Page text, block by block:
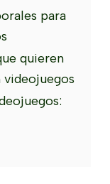
para
quieren